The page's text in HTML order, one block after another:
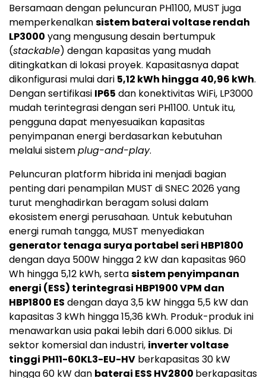
Bersamaan dengan peluncuran PH1100, MUST juga
memperkenalkansistem baterai voltase rendah
LP3000 yang mengusung desain bertumpuk
(stackable) dengan kapasitas yang mudah
ditingkatkan di lokasi proyek. Kapasitasnya dapat
dikonfigurasi mulai dari 5,12 kWh hingga 40,96 kWh.
Dengan sertifikasi IP65 dan konektivitas WiFi, LP3000
mudah terintegrasi dengan seri PH1100. Untuk itu,
pengguna dapat menyesuaikan kapasitas
penyimpanan energi berdasarkan kebutuhan
melalui sistemplug-and-play.
Peluncuran platform hibrida ini menjadi bagian
penting dari penampilan MUST di SNEC 2026 yang
turut menghadirkan beragam solusi dalam
ekosistem energi perusahaan. Untuk kebutuhan
energi rumah tangga, MUST menyediakan
generator tenaga surya portabel seri HBP1800
dengan daya 500W hingga 2 kW dan kapasitas 960
Wh hingga 5,12 kWh, sertasistem penyimpanan
energi (ESS) terintegrasi HBP1900 VPM dan
HBP1800 ES dengan daya 3,5 kW hingga 5,5 kW dan
kapasitas 3 kWh hingga 15,36 kWh. Produk-produk ini
menawarkan usia pakai lebih dari 6.000 siklus. Di
sektor komersial dan industri, inverter voltase
tinggi PH11-60KL3-EU-HV berkapasitas 30 kW
hingga 60 kW dan baterai ESS HV2800 berkapasitas